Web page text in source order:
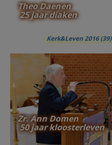
Theo Daenen
25 jaar diaken
Kerk&Leven 2016 (39)
Zr. Ann Domen
50 jaar kloosterleven